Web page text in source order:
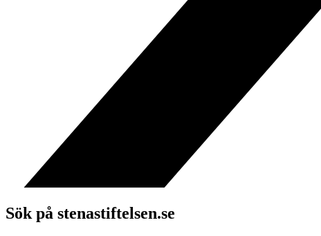
Sök på stenastiftelsen.se